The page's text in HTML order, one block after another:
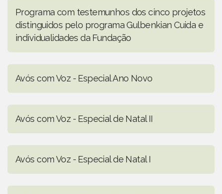
Programa com testemunhos dos cinco projetos
distinguidos pelo programa Gulbenkian Cuida e
individualidades da Fundação
Avós com Voz - Especial Ano Novo
Avós com Voz - Especial de Natal II
Avós com Voz - Especial de Natal I